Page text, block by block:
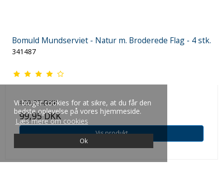
Vi bruger cookies for at sikre, at du får den
bedste oplevelse på vores hjemmeside.
Læs mere om cookies
Ok
Bomuld Mundserviet - Natur m. Broderede Flag - 4 stk.
341487
199,95 DKK
99,95 DKK
Vis produkt